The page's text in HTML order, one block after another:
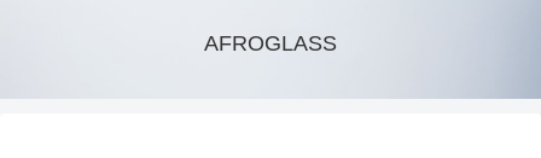
AFROGLASS